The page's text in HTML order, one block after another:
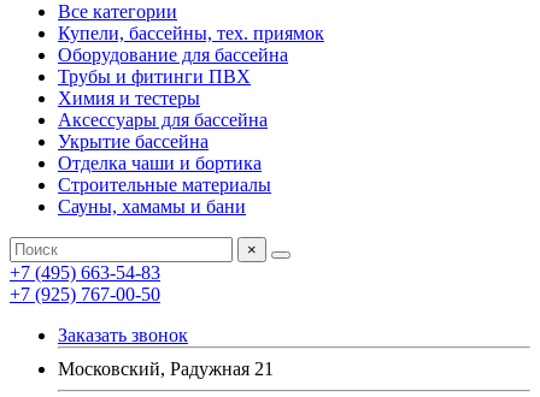
Все категории
Купели, бассейны, тех. приямок
Оборудование для бассейна
Трубы и фитинги ПВХ
Химия и тестеры
Аксессуары для бассейна
Укрытие бассейна
Отделка чаши и бортика
Строительные материалы
Сауны, хамамы и бани
×
+7 (495) 663-54-83
+7 (925) 767-00-50
Заказать звонок
Московский, Радужная 21